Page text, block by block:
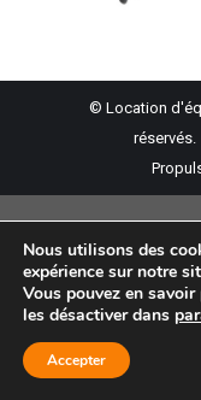
© Location
Nous utilisons des
expérience sur notre
Vous pouvez en
les désactiver dans
Accepter